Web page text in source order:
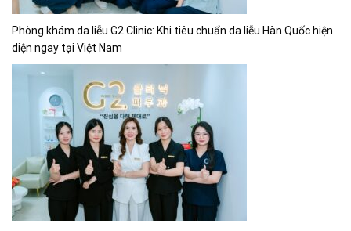
Phòng khám da liễu G2 Clinic: Khi tiêu chuẩn da liễu Hàn Quốc hiện
diện ngay tại Việt Nam